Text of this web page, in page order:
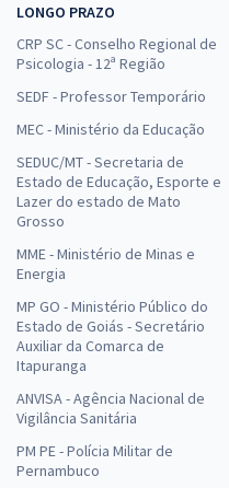
LONGO PRAZO
CRP SC - Conselho Regional de
Psicologia - 12ª Região
SEDF - Professor Temporário
MEC - Ministério da Educação
SEDUC/MT - Secretaria de
Estado de Educação, Esporte e
Lazer do estado de Mato
Grosso
MME - Ministério de Minas e
Energia
MP GO - Ministério Público do
Estado de Goiás - Secretário
Auxiliar da Comarca de
Itapuranga
ANVISA - Agência Nacional de
Vigilância Sanitária
PM PE - Polícia Militar de
Pernambuco